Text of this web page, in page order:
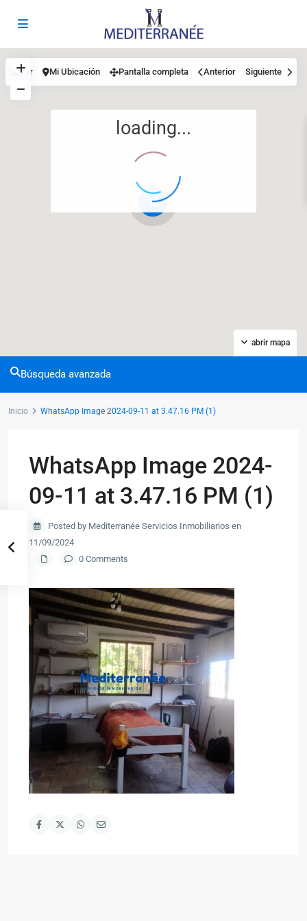
12
loading...
abrir mapa
Ver Mi Ubicación Pantalla completa Anterior Siguiente
Búsqueda avanzada
Inicio WhatsApp Image 2024-09-11 at 3.47.16 PM (1)
WhatsApp Image 2024-
09-11 at 3.47.16 PM (1)
Posted by Mediterranée Servicios Inmobiliarios en
11/09/2024
0 Comments